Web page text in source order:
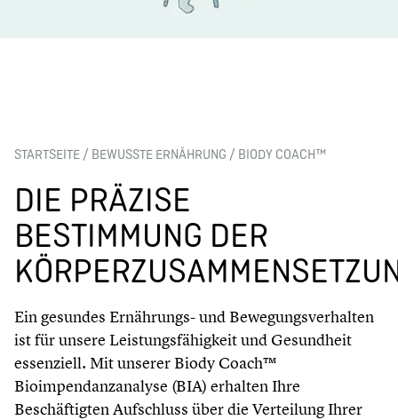
STARTSEITE / BEWUSSTE ERNÄHRUNG / BIODY COACH™
DIE PRÄZISE
BESTIMMUNG DER
Ein gesundes Ernährungs- und Bewegungsverhalten
ist für unsere Leistungsfähigkeit und Gesundheit
essenziell. Mit unserer Biody Coach™
Bioimpendanzanalyse (BIA) erhalten Ihre
Beschäftigten Aufschluss über die Verteilung Ihrer